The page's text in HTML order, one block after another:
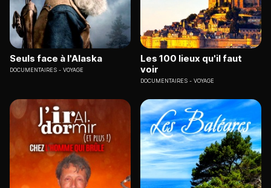
Seuls face à l'Alaska
DOCUMENTAIRES VOYAGE
Les 100 lieux qu'il faut
voir
DOCUMENTAIRES VOYAGE